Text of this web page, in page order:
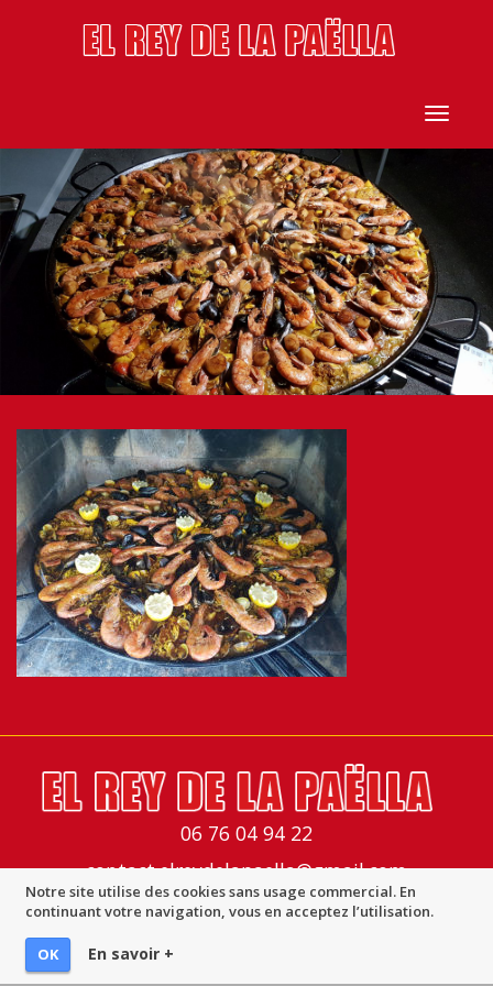
Notre site utilise des cookies sans usage commercial. En
continuant votre navigation, vous en acceptez l’utilisation.
OK En savoir +
06 76 04 94 22
contact.elreydelapaella@gmail.com
Mentions légales - Imprimer la page -© Multimed Solutions